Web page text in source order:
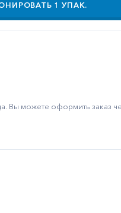
1 УПАК.
Вы можете оформить заказ